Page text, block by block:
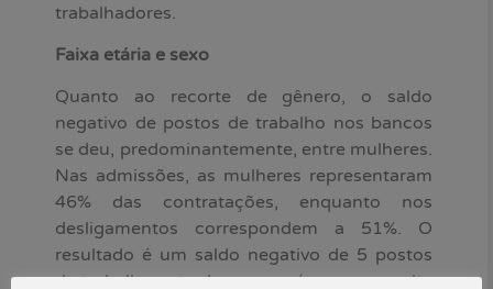
trabalhadores.
Faixa etária e sexo
Quanto ao recorte de gênero, o saldo
negativo de postos de trabalho nos bancos
se deu, predominantemente, entre mulheres.
Nas admissões, as mulheres representaram
46% das contratações, enquanto nos
desligamentos correspondem a 51%. O
resultado é um saldo negativo de 5 postos
de trabalho entre homens, número que salta